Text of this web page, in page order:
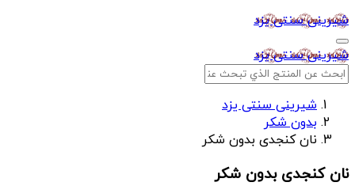
شیرینی سنتی یزد
شیرینی سنتی یزد
شیرینی سنتی یزد
بدون شکر
نان کنجدی بدون شکر
نان کنجدی بدون شکر